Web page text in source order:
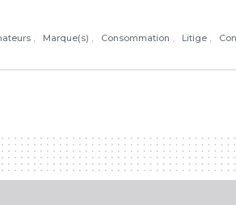
Marque(s) Consommation Litige